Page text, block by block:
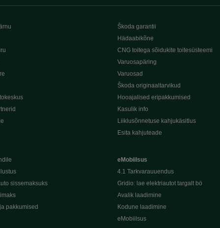
sissemaksuks
pakkumised
Škoda garantii
Hädaabikõne
CNG toitega sõidukite toitesüsteemi
Varuosapäring
Varuosad
Škoda originaaltarvikud
Hooajalised eripakkumised
Kasulik info
Liiklusõnnetuse kahjukäsitlus
Esita kahjuteade
eMobiilsus
4.1 Tarkvarauuendus
Gridio: lae elektriautot targalt bö
Avalik laadimine
Kodune laadimine
eMobiilsus